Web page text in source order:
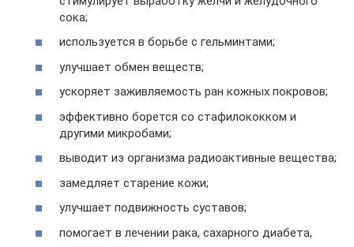
сока;
используется в борьбе с гельминтами;
улучшает обмен веществ;
ускоряет заживляемость ран кожных покровов;
эффективно борется со стафилококком и
другими микробами;
выводит из организма радиоактивные вещества;
замедляет старение кожи;
улучшает подвижность суставов;
помогает в лечении рака, сахарного диабета,